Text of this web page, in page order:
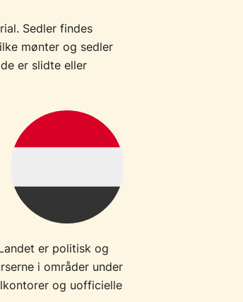
Sedler findes
mønter og sedler
er slidte eller
er politisk og
i områder under
og uofficielle